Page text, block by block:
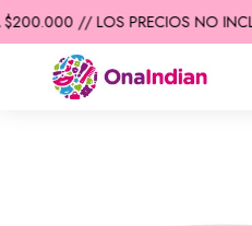
// LOS PRECIOS NO